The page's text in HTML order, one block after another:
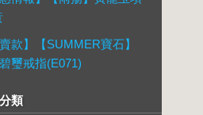
賣款】【SUMMER寶石】
璽戒指(E071)
類